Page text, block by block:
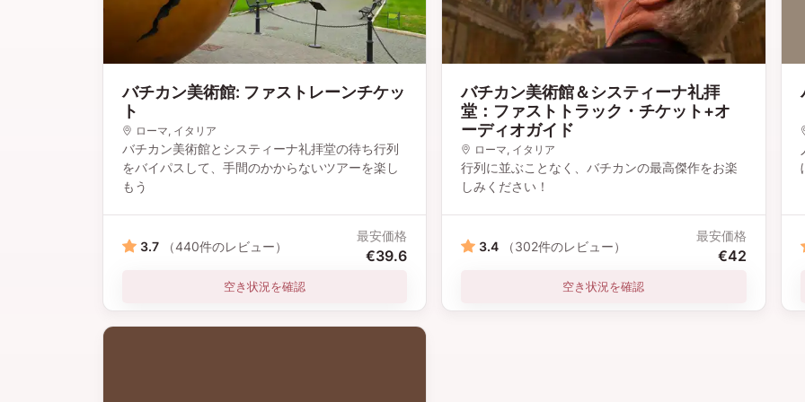
バチカン美術館: ファストレーンチケッ
ト
ローマ , イタリア
バチカン美術館とシスティーナ礼拝堂の待ち行列
をバイパスして、手間のかからないツアーを楽し
もう
3.7 （440件のレビュー）
最安価格
€39.6
空き状況を確認
バチカン美術館＆システィーナ礼拝
堂：ファストトラック・チケット+オ
ーディオガイド
ローマ , イタリア
行列に並ぶことなく、バチカンの最高傑作をお楽
しみください！
3.4 （302件のレビュー）
最安価格
€42
空き状況を確認